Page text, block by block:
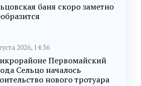
баня скоро заметно
2026, 14:36
Первомайский
Сельцо началось
нового тротуара